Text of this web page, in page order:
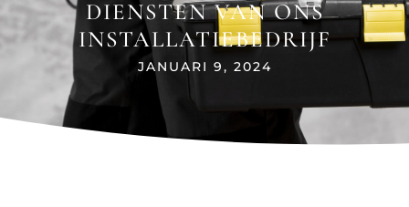
DIENSTEN VAN ONS
INSTALLATIEBEDRIJF
JANUARI 9, 2024